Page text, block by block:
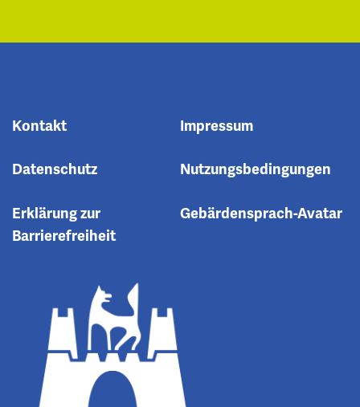
Kontakt Impressum
Datenschutz Nutzungsbedingungen
Erklärung zur
Barrierefreiheit
Gebärdensprach-Avatar